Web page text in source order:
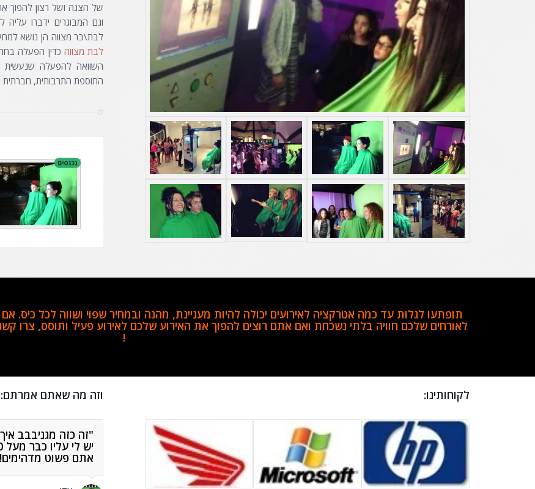
של הצגה ושל רצון להפוך
וגם המבוגרים ידברו
לבת\בר מצווה הן נושא
לבת מצווה כדין הפעלה
השוואה להפעלה שנעשית
התוספת התרבותית, חברתית
תופתעו לגלות עד כמה אטרקציה לאירועים יכולה להיות מעניינת, מהנה ובמחיר שפוי ושווה לכל
לאורחים שלכם חוויה בלתי נשכחת ואם אתם רוצים להפוך את האירוע שלכם לאירוע פעיל ותוסס, צרו
!
לקוחותינו: וזה מה שאתם אמרתם:
"זה כזה מגניבבב
יש לי עליו כבר מעל 250 לייקים בפייסבוק!
אתם פשוט
"תודה לכם על
משיכה זו הייתה
כיף."